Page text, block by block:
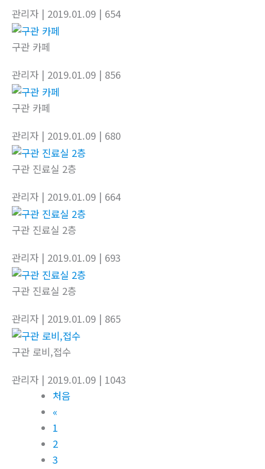
관리자 | 2019.01.09 | 654
구관 카페
관리자 | 2019.01.09 | 856
구관 카페
관리자 | 2019.01.09 | 680
구관 진료실 2층
관리자 | 2019.01.09 | 664
구관 진료실 2층
관리자 | 2019.01.09 | 693
구관 진료실 2층
관리자 | 2019.01.09 | 865
구관 로비,접수
관리자 | 2019.01.09 | 1043
처음
«
1
2
3